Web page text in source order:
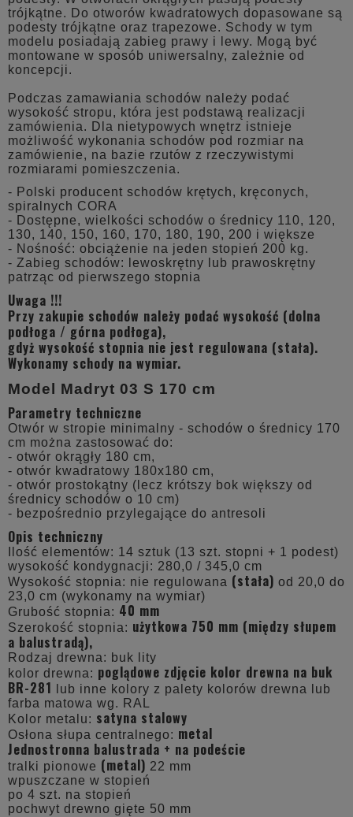
trójkątne. Do otworów kwadratowych dopasowane są
podesty trójkątne oraz trapezowe. Schody w tym
modelu posiadają zabieg prawy i lewy. Mogą być
montowane w sposób uniwersalny, zależnie od
koncepcji.
Podczas zamawiania schodów należy podać
wysokość stropu, która jest podstawą realizacji
zamówienia. Dla nietypowych wnętrz istnieje
możliwość wykonania schodów pod rozmiar na
zamówienie, na bazie rzutów z rzeczywistymi
rozmiarami pomieszczenia.
- Polski producent schodów krętych, kręconych,
spiralnych CORA
- Dostępne, wielkości schodów o średnicy 110, 120,
130, 140, 150, 160, 170, 180, 190, 200 i większe
- Nośność: obciążenie na jeden stopień 200 kg.
- Zabieg schodów: lewoskrętny lub prawoskrętny
patrząc od pierwszego stopnia
Uwaga !!!
Przy zakupie schodów należy podać wysokość (dolna
podłoga / górna podłoga),
gdyż wysokość stopnia nie jest regulowana (stała).
Wykonamy schody na wymiar.
Model Madryt 03 S 170 cm
Parametry techniczne
Otwór w stropie minimalny - schodów o średnicy 170
cm można zastosować do:
- otwór okrągły 180 cm,
- otwór kwadratowy 180x180 cm,
- otwór prostokątny (lecz krótszy bok większy od
średnicy schodów o 10 cm)
- bezpośrednio przylegające do antresoli
Opis techniczny
Ilość elementów: 14 sztuk (13 szt. stopni + 1 podest)
wysokość kondygnacji: 280,0 / 345,0 cm
Wysokość stopnia: nie regulowana (stała) od 20,0 do
23,0 cm (wykonamy na wymiar)
Grubość stopnia: 40 mm
Szerokość stopnia: użytkowa 750 mm (między słupem
a balustradą),
Rodzaj drewna: buk lity
kolor drewna: poglądowe zdjęcie kolor drewna na buk
BR-281
lub inne kolory z palety kolorów drewna lub
farba matowa wg. RAL
Kolor metalu: satyna stalowy
Osłona słupa centralnego: metal
Jednostronna balustrada + na podeście
tralki pionowe (metal) 22 mm
wpuszczane w stopień
po 4 szt. na stopień
pochwyt drewno gięte 50 mm